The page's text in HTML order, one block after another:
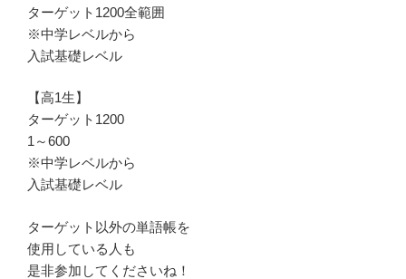
ターゲット1200全範囲
※中学レベルから
入試基礎レベル
【高1生】
ターゲット1200
1～600
※中学レベルから
入試基礎レベル
ターゲット以外の単語帳を
使用している人も
是非参加してくださいね！